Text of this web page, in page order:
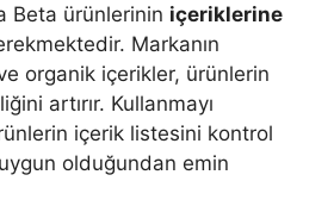
Beta ürünlerinin içeriklerine
Markanın
organik içerikler, ürünlerin
artırır. Kullanmayı
içerik listesini kontrol
olduğundan emin